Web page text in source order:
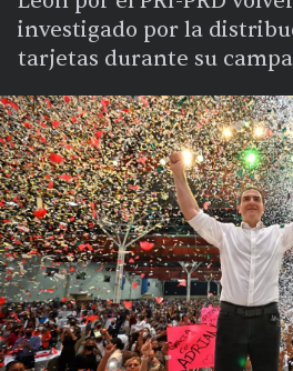
investigado por la
tarjetas durante su